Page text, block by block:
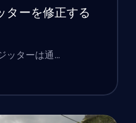
ターを修正する
ッターは通…